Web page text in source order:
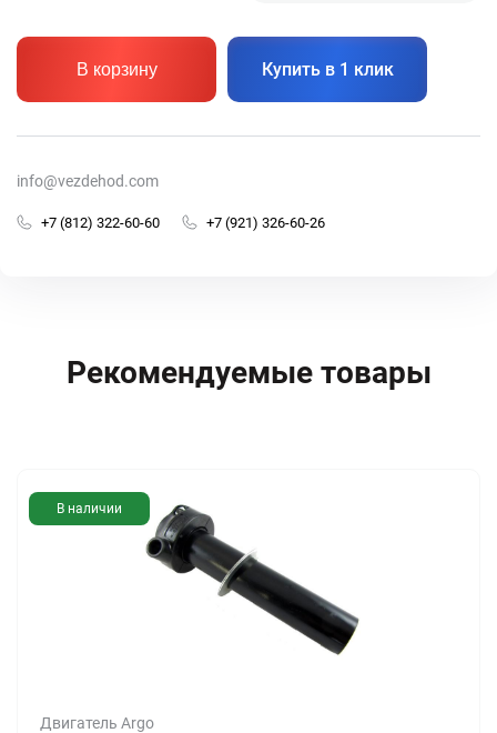
В корзину Купить в 1 клик
info@vezdehod.com
+7 (812) 322-60-60 +7 (921) 326-60-26
Рекомендуемые товары
В наличии
Двигатель Argo